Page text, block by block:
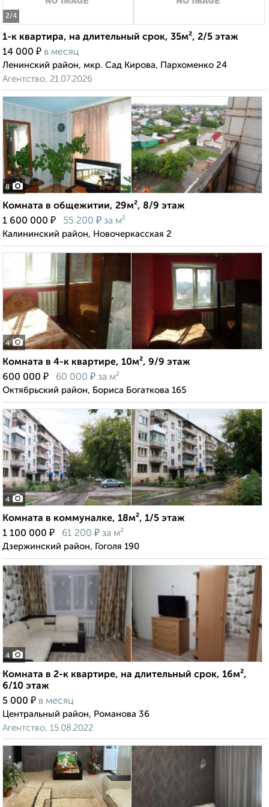
2/4
1-к квартира, на длительный срок, 35м², 2/5 этаж
14 000 ₽ в месяц
Ленинский район, мкр. Сад Кирова, Пархоменко 24
Агентство, 21.07.2026
8
Комната в общежитии, 29м², 8/9 этаж
1 600 000 ₽ 55 200 ₽ за м²
Калининский район, Новочеркасская 2
4
Комната в 4-к квартире, 10м², 9/9 этаж
600 000 ₽ 60 000 ₽ за м²
Октябрьский район, Бориса Богаткова 165
4
Комната в коммуналке, 18м², 1/5 этаж
1 100 000 ₽ 61 200 ₽ за м²
Дзержинский район, Гоголя 190
4
Комната в 2-к квартире, на длительный срок, 16м²,
6/10 этаж
5 000 ₽ в месяц
Центральный район, Романова 36
Агентство, 15.08.2022